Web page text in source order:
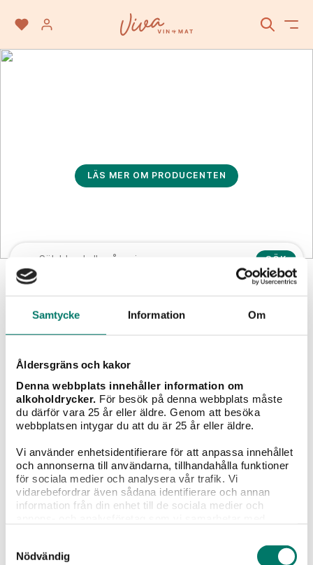
Samtycke Information Om
Åldersgräns och kakor
Denna webbplats innehåller information om
alkoholdrycker. För besök på denna webbplats måste
du därför vara 25 år eller äldre. Genom att besöka
webbplatsen intygar du att du är 25 år eller äldre.
Vi använder enhetsidentifierare för att anpassa innehållet
och annonserna till användarna, tillhandahålla funktioner
för sociala medier och analysera vår trafik. Vi
vidarebefordrar även sådana identifierare och annan
information från din enhet till de sociala medier och
information som du har tillhandahållit eller som de har
samlat in när du har använt deras tjänster.
Nödvändig
LÄS MER OM PRODUCENTEN
SÖK
Vinet passar till
Grillat Sallader Pasta Pizza
skaldjur
Rött vin Vitt vin
Mousserande
Champagne